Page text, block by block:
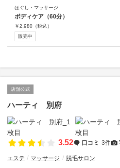
ほぐし・マッサージ
ボディケア（60分）
￥2,980 （税込）
販売中
店舗公式
ハーティ 別府
3.52 口コミ 3件
エステ マッサージ 脱毛サロン